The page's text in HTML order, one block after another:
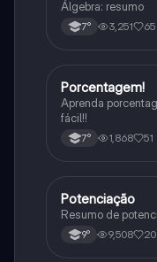
Álgebra: resumo
7° 3,251 65
Matematica
Porcentagem!
Aprenda
fácil!!
7° 1,868 51
Matematica
Potenciação
Resumo de
9° 9,508